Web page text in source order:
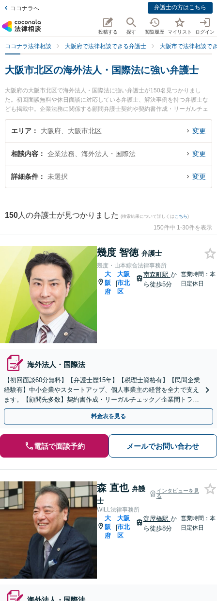
ココナラへ 弁護士の方はこちら
投稿する 探す 閲覧履歴 マイリスト ログイン
ココナラ法律相談 大阪府で法律相談できる弁護士 大阪市で法律相談で
大阪市北区の海外法人・国際法に強い弁護士
大阪府の大阪市北区で海外法人・国際法に強い弁護士が150名見つかりまし
た。初回面談無料や休日面談に対応している弁護士、解決事例を持つ弁護士な
ども掲載中。企業法務に関係する顧問弁護士契約や契約書作成・リーガルチェ
ック、雇用契約書・就業規則作成等の細かな分野での絞り込み検索もでき便利
です。特に幾度・山本綜合法律事務所の幾度 智徳弁護士やWILL法律事務所の森
日や夜間に発生した海外法人・国際法のトラブルを今すぐに弁護士に相談した
い』『海外法人・国際法のトラブル解決の実績豊富な近くの弁護士を検索した
い』『初回相談無料で海外法人・国際法を法律相談できる大阪市北区内の弁護
エリア 大阪府、大阪市北区 変更
相談内容 企業法務、海外法人・国際法 変更
詳細条件 未選択 変更
150 人の弁護士が見つかりました (検索結果について詳しくは こちら)
150件中 1-30件を表示
幾度 智徳 弁護士
幾度・山本綜合法律事務所
大
阪
府
|
大阪
市北
区
南森町駅 か
ら徒歩5分
営業時間：本
日定休日
海外法人・国際法
【初回面談60分無料】【弁護士歴15年】【税理士資格有】【民間企業
経験有】中小企業やスタートアップ、個人事業主の経営を全力で支え
ます。【顧問先多数】契約書作成・リーガルチェック／企業間トラブ
ル／従業員トラブルなど、幅広く対応。
料金表を見る
電話で面談予約 メールでお問い合わせ
森 直也 弁護
士
インタビューを見
る
WILL法律事務所
大
阪
府
|
大阪
市北
区
淀屋橋駅 か
ら徒歩8分
営業時間：本
日定休日